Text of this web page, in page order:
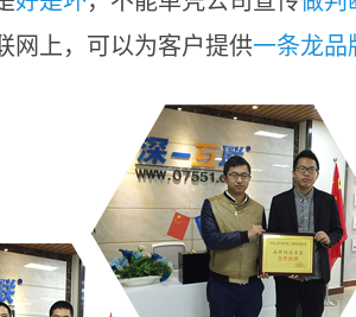
网上，可以为客户提供一条龙品